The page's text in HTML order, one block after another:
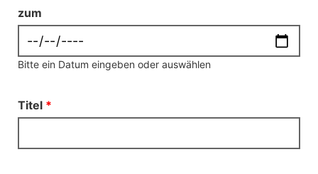
zum
Bitte ein Datum eingeben oder auswählen
Titel *